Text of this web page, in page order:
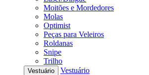
Moitões e Mordedores
Molas
Optimist
Peças para Veleiros
Roldanas
Snipe
Trilho
Vestuário
Vestuário